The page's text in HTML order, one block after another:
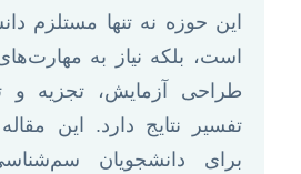
این حوزه نه تنها مستلزم
است، بلکه نیاز به
طراحی آزمایش، تجزیه و
تفسیر نتایج دارد. این
برای دانشجویان